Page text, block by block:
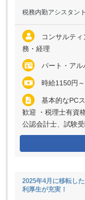
税務内勤アシスタン
コンサルテ
務・経理
パート・アル
時給1150円～
基本的なPCスキ
歓迎 ・税理士有資
公認会計士、試験
2025年4月に移転し
利厚生が充実！